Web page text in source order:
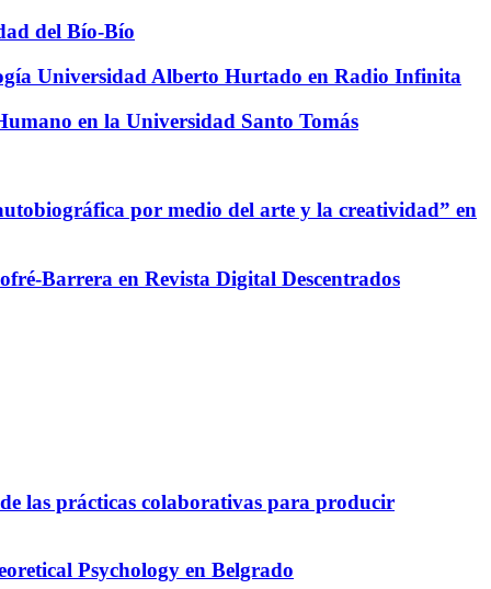
del Bío-Bío
Universidad Alberto Hurtado en Radio Infinita
en la Universidad Santo Tomás
por medio del arte y la creatividad” en
Barrera en Revista Digital Descentrados
las prácticas colaborativas para producir
Psychology en Belgrado